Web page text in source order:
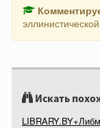
Искать